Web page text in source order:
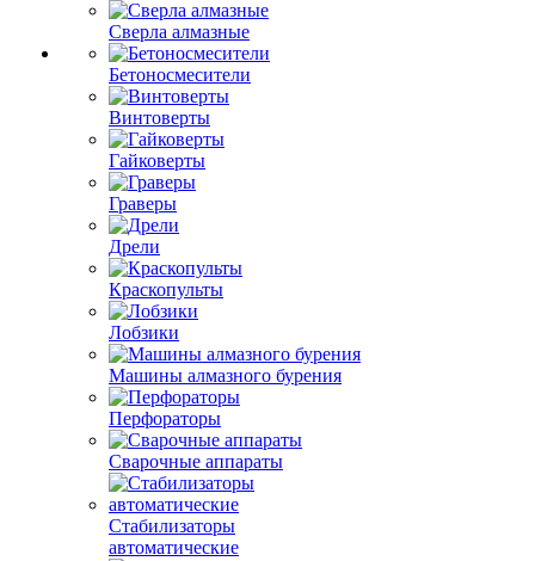
Сверла алмазные
Бетоносмесители
Винтоверты
Гайковерты
Граверы
Дрели
Краскопульты
Лобзики
Машины алмазного бурения
Перфораторы
Сварочные аппараты
Стабилизаторы
автоматические